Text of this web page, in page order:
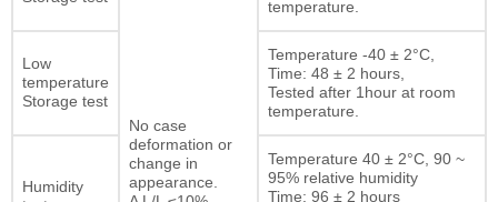
No case
deformation or
change in
appearance.
temperature.
Low
temperature
Storage test
Temperature -40 ± 2°C,
Time: 48 ± 2 hours,
Tested after 1hour at room
temperature.
Humidity
Temperature 40 ± 2°C, 90 ~
95% relative humidity
Time: 96 ± 2 hours